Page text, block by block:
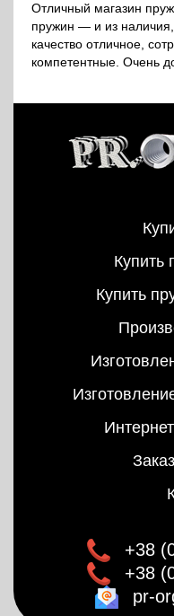
Отличный магазин
пружин — и из
качество отличное,
компетентные. Очень
Купить
Купить
+38
+38
pr-